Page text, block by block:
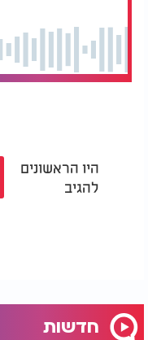
היו הראשונים
להגיב
חדשות